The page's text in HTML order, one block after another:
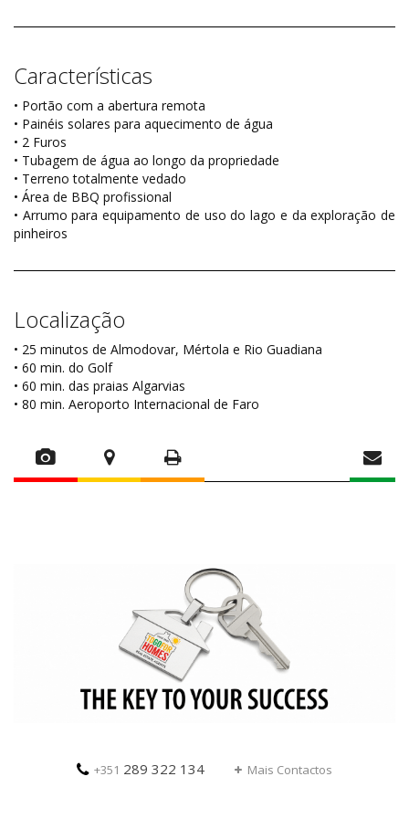
Características
• Portão com a abertura remota
• Painéis solares para aquecimento de água
• 2 Furos
• Tubagem de água ao longo da propriedade
• Terreno totalmente vedado
• Área de BBQ profissional
• Arrumo para equipamento de uso do lago e da exploração de
pinheiros
Localização
• 25 minutos de Almodovar, Mértola e Rio Guadiana
• 60 min. do Golf
• 60 min. das praias Algarvias
• 80 min. Aeroporto Internacional de Faro
+351 289 322 134 Mais Contactos